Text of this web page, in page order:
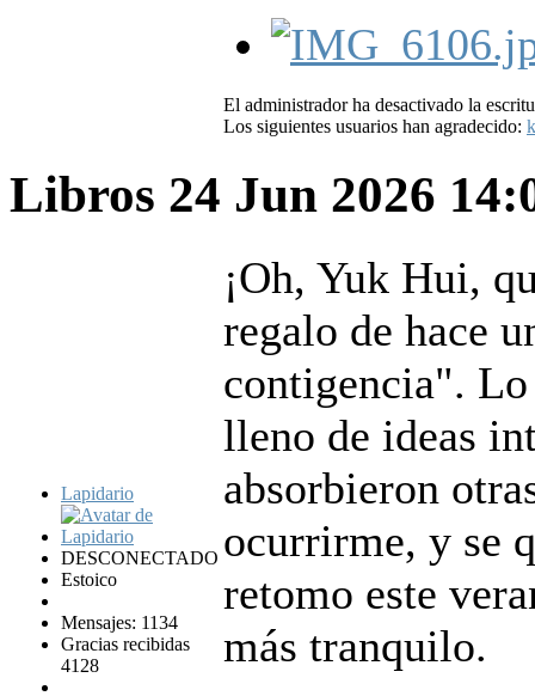
El administrador ha desactivado la
Los siguientes usuarios han agradecido:
Libros 24 Jun 2026
Lapidario
DESCONECTADO
Estoico
Mensajes: 1134
Gracias recibidas
4128
¡Oh, Yuk Hui,
regalo de hace
contigencia". Lo
lleno de ideas
absorbieron
ocurrirme, y se
retomo este
más tranquilo.